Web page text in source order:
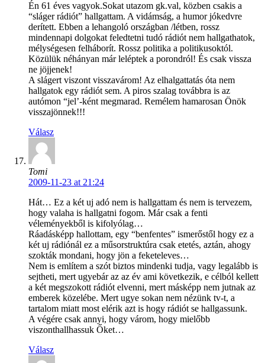
Én 61 éves vagyok.Sokat utazom gk.val, közben csakis a
“sláger rádiót” hallgattam. A vidámság, a humor jókedvre
derített. Ebben a lehangoló országban /létben, rossz
mindennapi dolgokat feledtetni tudó rádiót nem hallgathatok,
mélységesen felháborít. Rossz politika a politikusoktól.
Közülük néhányan már leléptek a porondról! És csak vissza
ne jöjjenek!
A slágert viszont visszavárom! Az elhalgattatás óta nem
hallgatok egy rádiót sem. A piros szalag továbbra is az
autómon “jel’-ként megmarad. Remélem hamarosan Önök
visszajönnek!!!
Válasz
Tomi
2009-11-23 at 21:24
Hát… Ez a két uj adó nem is hallgattam és nem is tervezem,
hogy valaha is hallgatni fogom. Már csak a fenti
véleményekből is kifolyólag…
Ráadásképp hallottam, egy “benfentes” ismerőstől hogy ez a
két uj rádiónál ez a műsorstruktúra csak etetés, aztán, ahogy
szokták mondani, hogy jön a feketeleves…
Nem is említem a szót biztos mindenki tudja, vagy legalább is
sejtheti, mert ugyebár az az év ami következik, e célból kellett
a két megszokott rádiót elvenni, mert másképp nem jutnak az
emberek közelébe. Mert ugye sokan nem nézünk tv-t, a
tartalom miatt most elérik azt is hogy rádiót se hallgassunk.
A végére csak annyi, hogy várom, hogy mielőbb
viszonthallhassuk Őket…
Válasz